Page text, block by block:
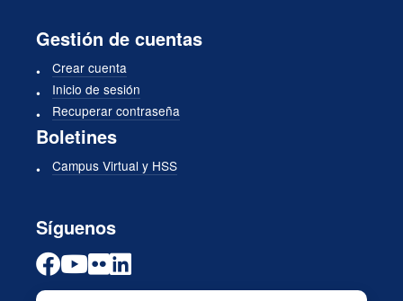
Gestión de cuentas
Crear cuenta
Inicio de sesión
Recuperar contraseña
Boletines
Campus Virtual y HSS
Síguenos